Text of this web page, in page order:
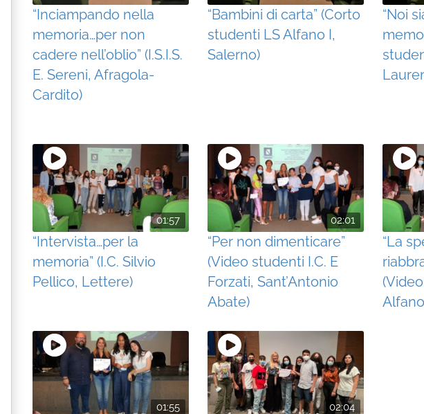
“Inciampando nella
memoria…per non
cadere nell’oblio” (I.S.I.S.
E. Sereni, Afragola-
Cardito)
“Bambini di carta” (Corto
studenti LS Alfano I,
Salerno)
“Noi
01:57
“Intervista…per la
memoria” (I.C. Silvio
Pellico, Lettere)
02:01
“Per non dimenticare”
(Video studenti I.C. E
Forzati, Sant’Antonio
Abate)
“La
01:55 02:04